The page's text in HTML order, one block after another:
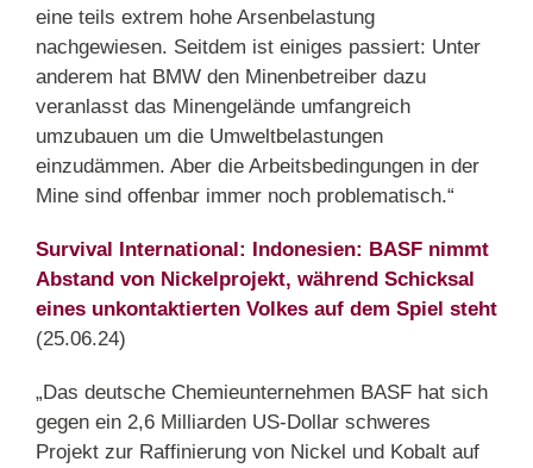
eine teils extrem hohe Arsenbelastung
nachgewiesen. Seitdem ist einiges passiert: Unter
anderem hat BMW den Minenbetreiber dazu
veranlasst das Minengelände umfangreich
umzubauen um die Umweltbelastungen
einzudämmen. Aber die Arbeitsbedingungen in der
Mine sind offenbar immer noch problematisch.“
Survival International: Indonesien: BASF nimmt
Abstand von Nickelprojekt, während Schicksal
eines unkontaktierten Volkes auf dem Spiel steht
(25.06.24)
„Das deutsche Chemieunternehmen BASF hat sich
gegen ein 2,6 Milliarden US-Dollar schweres
Projekt zur Raffinierung von Nickel und Kobalt auf